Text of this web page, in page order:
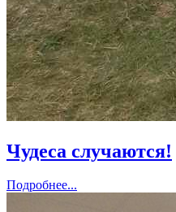
Чудеса случаются!
Подробнее...